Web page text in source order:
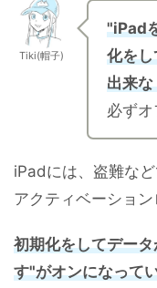
Tiki(帽子)
"iPad
化を
出来
必ずオ
iPadには、盗難な
アクティベーション
初期化をしてデー
す"がオンになって